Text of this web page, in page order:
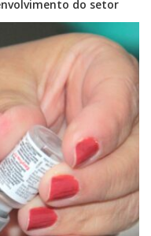
eletrônico de bens móveis
do setor